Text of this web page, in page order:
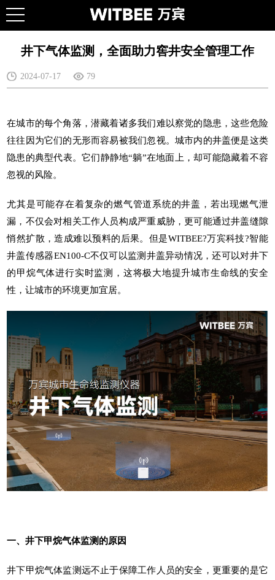
井下气体监测，全面助力窖井安全管理工作
2024-07-17 79
在城市的每个角落，潜藏着诸多我们难以察觉的隐患，这些危险
往往因为它们的无形而容易被我们忽视。城市内的井盖便是这类
隐患的典型代表。它们静静地“躺”在地面上，却可能隐藏着不容
忽视的风险。
尤其是可能存在着复杂的燃气管道系统的井盖，若出现燃气泄
漏，不仅会对相关工作人员构成严重威胁，更可能通过井盖缝隙
悄然扩散，造成难以预料的后果。但是WITBEE?万宾科技?智能
井盖传感器EN100-C不仅可以监测井盖异动情况，还可以对井下
的甲烷气体进行实时监测，这将极大地提升城市生命线的安全
性，让城市的环境更加宜居。
一、井下甲烷气体监测的原因
井下甲烷气体监测远不止于保障工作人员的安全，更重要的是它